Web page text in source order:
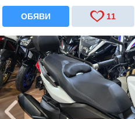
ОБЯВИ 11